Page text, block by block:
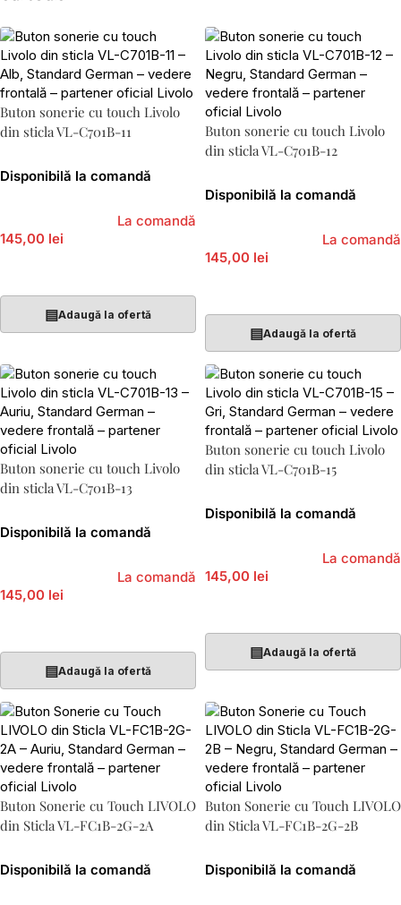
Buton sonerie cu touch Livolo
din sticla VL-C701B-11
Disponibilă la comandă
145,00 lei
La comandă
▤Adaugă la ofertă
Buton sonerie cu touch Livolo
din sticla VL-C701B-12
Disponibilă la comandă
145,00 lei
La comandă
▤Adaugă la ofertă
Buton sonerie cu touch Livolo
din sticla VL-C701B-13
Disponibilă la comandă
145,00 lei
La comandă
▤Adaugă la ofertă
Buton sonerie cu touch Livolo
din sticla VL-C701B-15
Disponibilă la comandă
145,00 lei
La comandă
▤Adaugă la ofertă
Buton Sonerie cu Touch LIVOLO
din Sticla VL-FC1B-2G-2A
Disponibilă la comandă
Buton Sonerie cu Touch LIVOLO
din Sticla VL-FC1B-2G-2B
Disponibilă la comandă